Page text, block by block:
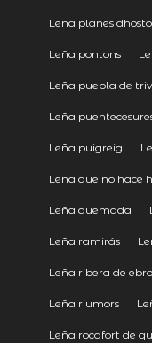
Leña planes
Leña pontons
Leña puebla de
Leña
Leña puigreig
Leña que no hace
Leña quemada
Leña ramirás
Leña ribera de ebro
Leña riumors
Leña rocafort de